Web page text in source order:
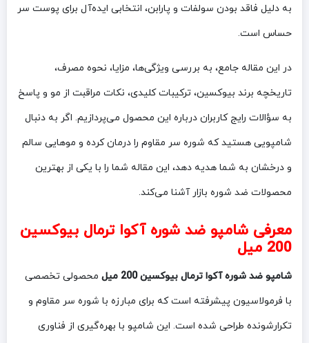
به دلیل فاقد بودن سولفات و پارابن، انتخابی ایده‌آل برای پوست سر
حساس است.
در این مقاله جامع، به بررسی ویژگی‌ها، مزایا، نحوه مصرف،
تاریخچه برند بیوکسین، ترکیبات کلیدی، نکات مراقبت از مو و پاسخ
به سؤالات رایج کاربران درباره این محصول می‌پردازیم. اگر به دنبال
شامپویی هستید که شوره سر مقاوم را درمان کرده و موهایی سالم
و درخشان به شما هدیه دهد، این مقاله شما را با یکی از بهترین
محصولات ضد شوره بازار آشنا می‌کند.
معرفی شامپو ضد شوره آکوا ترمال بیوکسین
200 میل
شامپو ضد شوره آکوا ترمال بیوکسین 200 میل
محصولی تخصصی
با فرمولاسیون پیشرفته است که برای مبارزه با شوره سر مقاوم و
تکرارشونده طراحی شده است. این شامپو با بهره‌گیری از فناوری